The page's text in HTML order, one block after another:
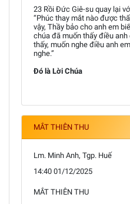
23 Rồi Đức Giê-su quay lại
“Phúc thay mắt nào được
vậy, Thầy bảo cho anh em
chúa đã muốn thấy điều
thấy, muốn nghe điều anh
nghe.”
Đó là Lời Chúa
MẮT THIÊN THU
Lm. Minh Anh, Tgp. Huế
14:40 01/12/2025
MẮT THIÊN THU